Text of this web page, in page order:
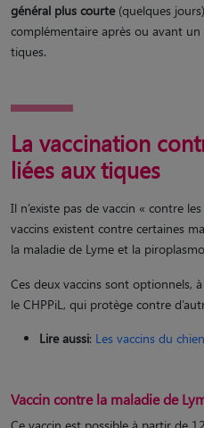
général plus courte(quelques
complémentaire après ou avant
tiques.
La vaccination
liées aux tiques
Il n’existe pas de vaccin « contre
vaccins existent contre certaines
la maladie de Lyme et la
Ces deux vaccins sont optionnels,
le CHPPiL, qui protège contre
Lire aussi: Les vaccins du chien
Vaccin contre la maladie de